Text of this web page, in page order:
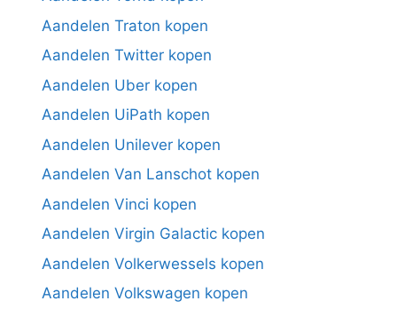
Aandelen Traton kopen
Aandelen Twitter kopen
Aandelen Uber kopen
Aandelen UiPath kopen
Aandelen Unilever kopen
Aandelen Van Lanschot kopen
Aandelen Vinci kopen
Aandelen Virgin Galactic kopen
Aandelen Volkerwessels kopen
Aandelen Volkswagen kopen